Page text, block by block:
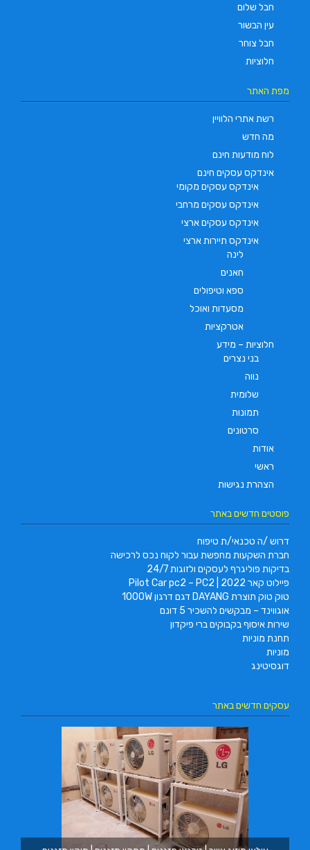
חבל שלום
עין הבשור
חבל צוחר
חלוציות
מפת האתר
רשת אתרי הלוויין
מה חדש
לוח מודעות חינם
אינדקס עסקים חינם
אינדקס עסקים מקומי
אינדקס עסקים מרחבי
אינדקס עסקים ארצי
אינדקס תיירות ארצי
לינה
חאנים
ספא וטיפולים
מסעדות ואוכל
אטרקציות
חלוציות – מידע
בני נצרים
נווה
שלומית
תמונות
סרטונים
אודות
ראשי
הצהרת נגישות
פוסטים חדשים באתר
דרוש /ה טכנאי/ת טיפוח
חברת השקעות מחפשת עבור לקוח נכס לרכישה
בדיקות פוליגרף לעסקים ולזוגות 24/7
פיילוט קאר 2022 | Pilot Car pc2 – PC2
טוק טוק תוצרת DAYANG דגם דרגון 1000W
אוגווינד – מבקשים להשכיר 5 דונם
שירות איסוף בקבוקים ברי פיקדון
תחנת מוניות
מוניות
דוגסיטינג
עסקים חדשים באתר